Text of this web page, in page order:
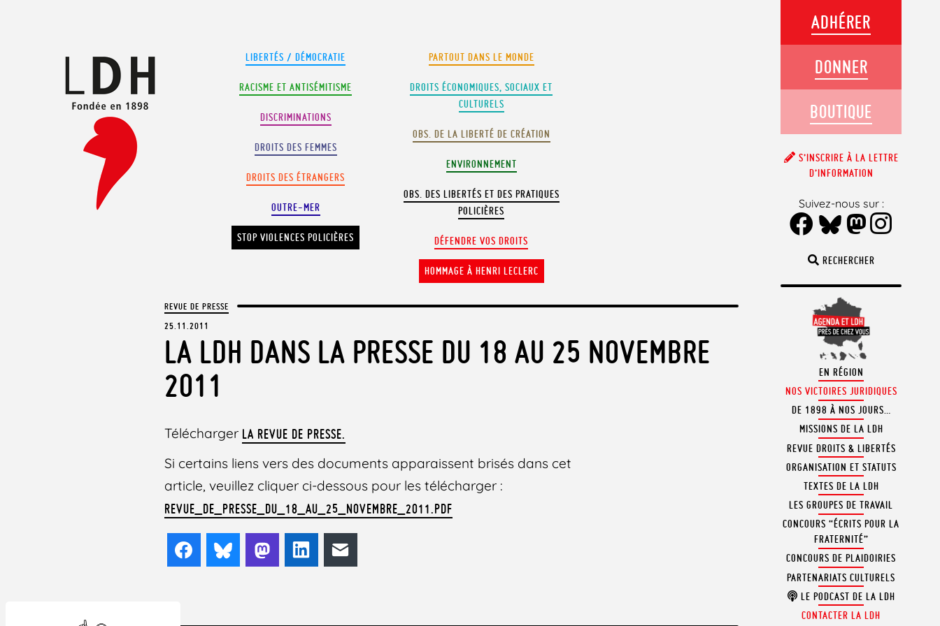
LIBERTÉS / DÉMOCRATIE
RACISME ET ANTISÉMITISME
DISCRIMINATIONS
DROITS DES FEMMES
DROITS DES ÉTRANGERS
OUTRE-MER
STOP VIOLENCES POLICIÈRES
PARTOUT DANS LE MONDE
DROITS ÉCONOMIQUES, SOCIAUX ET
CULTURELS
OBS. DE LA LIBERTÉ DE CRÉATION
ENVIRONNEMENT
OBS. DES LIBERTÉS ET DES PRATIQUES
POLICIÈRES
DÉFENDRE VOS DROITS
HOMMAGE À HENRI LECLERC
REVUE DE PRESSE
25.11.2011
LA LDH DANS LA PRESSE DU 18 AU 25 NOVEMBRE
2011
Télécharger LA REVUE DE PRESSE.
Si certains liens vers des documents apparaissent brisés dans cet
article, veuillez cliquer ci-dessous pour les télécharger :
REVUE_DE_PRESSE_DU_18_AU_25_NOVEMBRE_2011.PDF
FacebookBlueskyMastodonLinkedIn
RECHERCHER
EN RÉGION
NOS VICTOIRES JURIDIQUES
DE 1898 À NOS JOURS…
MISSIONS DE LA LDH
REVUE DROITS & LIBERTÉS
ORGANISATION ET STATUTS
TEXTES DE LA LDH
LES GROUPES DE TRAVAIL
CONCOURS “ÉCRITS POUR LA
FRATERNITÉ”
CONCOURS DE PLAIDOIRIES
PARTENARIATS CULTURELS
LE PODCAST DE LA LDH
CONTACTER LA LDH
ADHÉRER
DONNER
BOUTIQUE
S’INSCRIRE À LA LETTRE
D’INFORMATION
Suivez-nous sur :